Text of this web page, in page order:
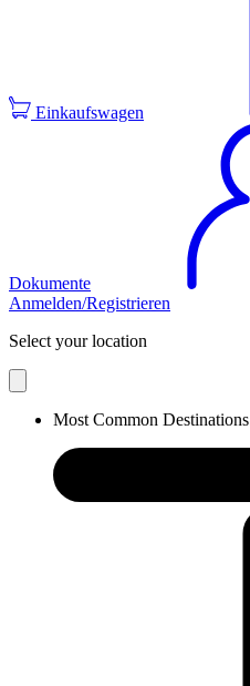
Einkaufswagen
Dokumente
Anmelden/Registrieren
Select your location
Most Common Destinations